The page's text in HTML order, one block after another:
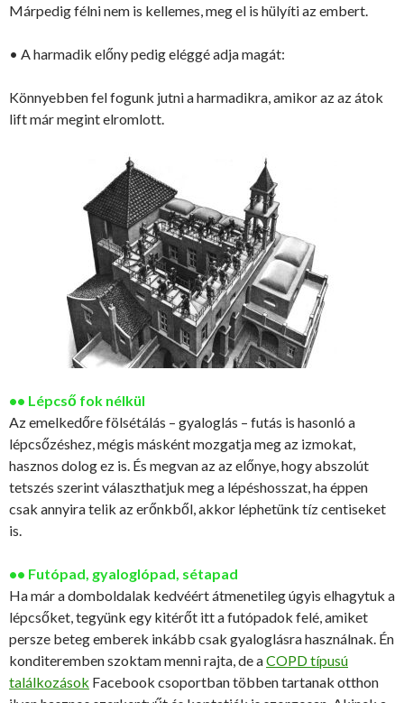
Márpedig félni nem is kellemes, meg el is hülyíti az embert.
• A harmadik előny pedig eléggé adja magát:
Könnyebben fel fogunk jutni a harmadikra, amikor az az átok
lift már megint elromlott.
•• Lépcső fok nélkül
Az emelkedőre fölsétálás – gyaloglás – futás is hasonló a
lépcsőzéshez, mégis másként mozgatja meg az izmokat,
hasznos dolog ez is. És megvan az az előnye, hogy abszolút
tetszés szerint választhatjuk meg a lépéshosszat, ha éppen
csak annyira telik az erőnkből, akkor léphetünk tíz centiseket
is.
•• Futópad, gyaloglópad, sétapad
Ha már a domboldalak kedvéért átmenetileg úgyis elhagytuk a
lépcsőket, tegyünk egy kitérőt itt a futópadok felé, amiket
persze beteg emberek inkább csak gyaloglásra használnak. Én
konditeremben szoktam menni rajta, de aCOPD típusú
találkozások Facebook csoportban többen tartanak otthon